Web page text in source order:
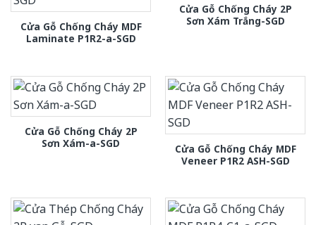
Cửa Gỗ Chống Cháy MDF
Laminate P1R2-a-SGD
Cửa Gỗ Chống Cháy 2P
Sơn Xám Trắng-SGD
Cửa Gỗ Chống Cháy 2P
Sơn Xám-a-SGD
Cửa Gỗ Chống Cháy MDF
Veneer P1R2 ASH-SGD